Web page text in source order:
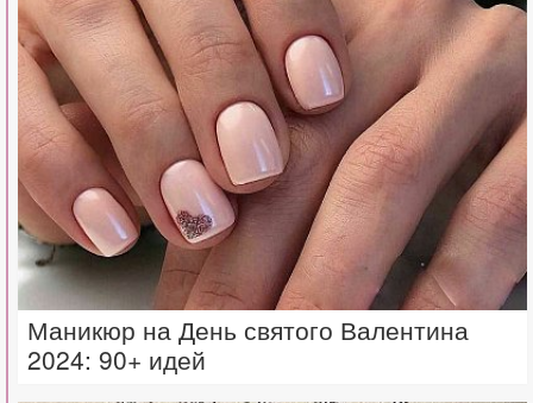
Маникюр на День святого Валентина
2024: 90+ идей